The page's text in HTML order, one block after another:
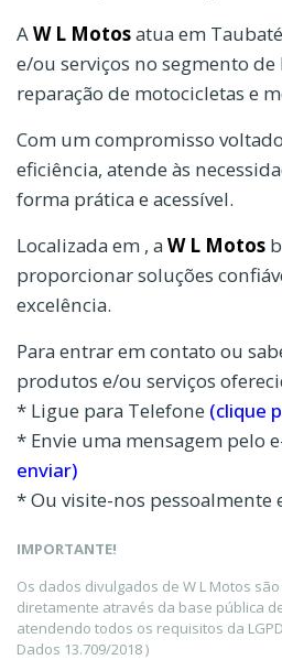
A W L Motosatua em
e/ou serviços no segmento
reparação de motocicletas e
Com um compromisso
eficiência, atende às
forma prática e acessível.
Localizada em , a W L Motos
proporcionar soluções
excelência.
Para entrar em contato ou
produtos e/ou serviços
* Ligue para Telefone (clique
* Envie uma mensagem pelo
enviar)
* Ou visite-nos pessoalmente
IMPORTANTE!
Os dados divulgados de W L Motos
diretamente através da base pública
atendendo todos os requisitos da
Dados 13.709/2018 )